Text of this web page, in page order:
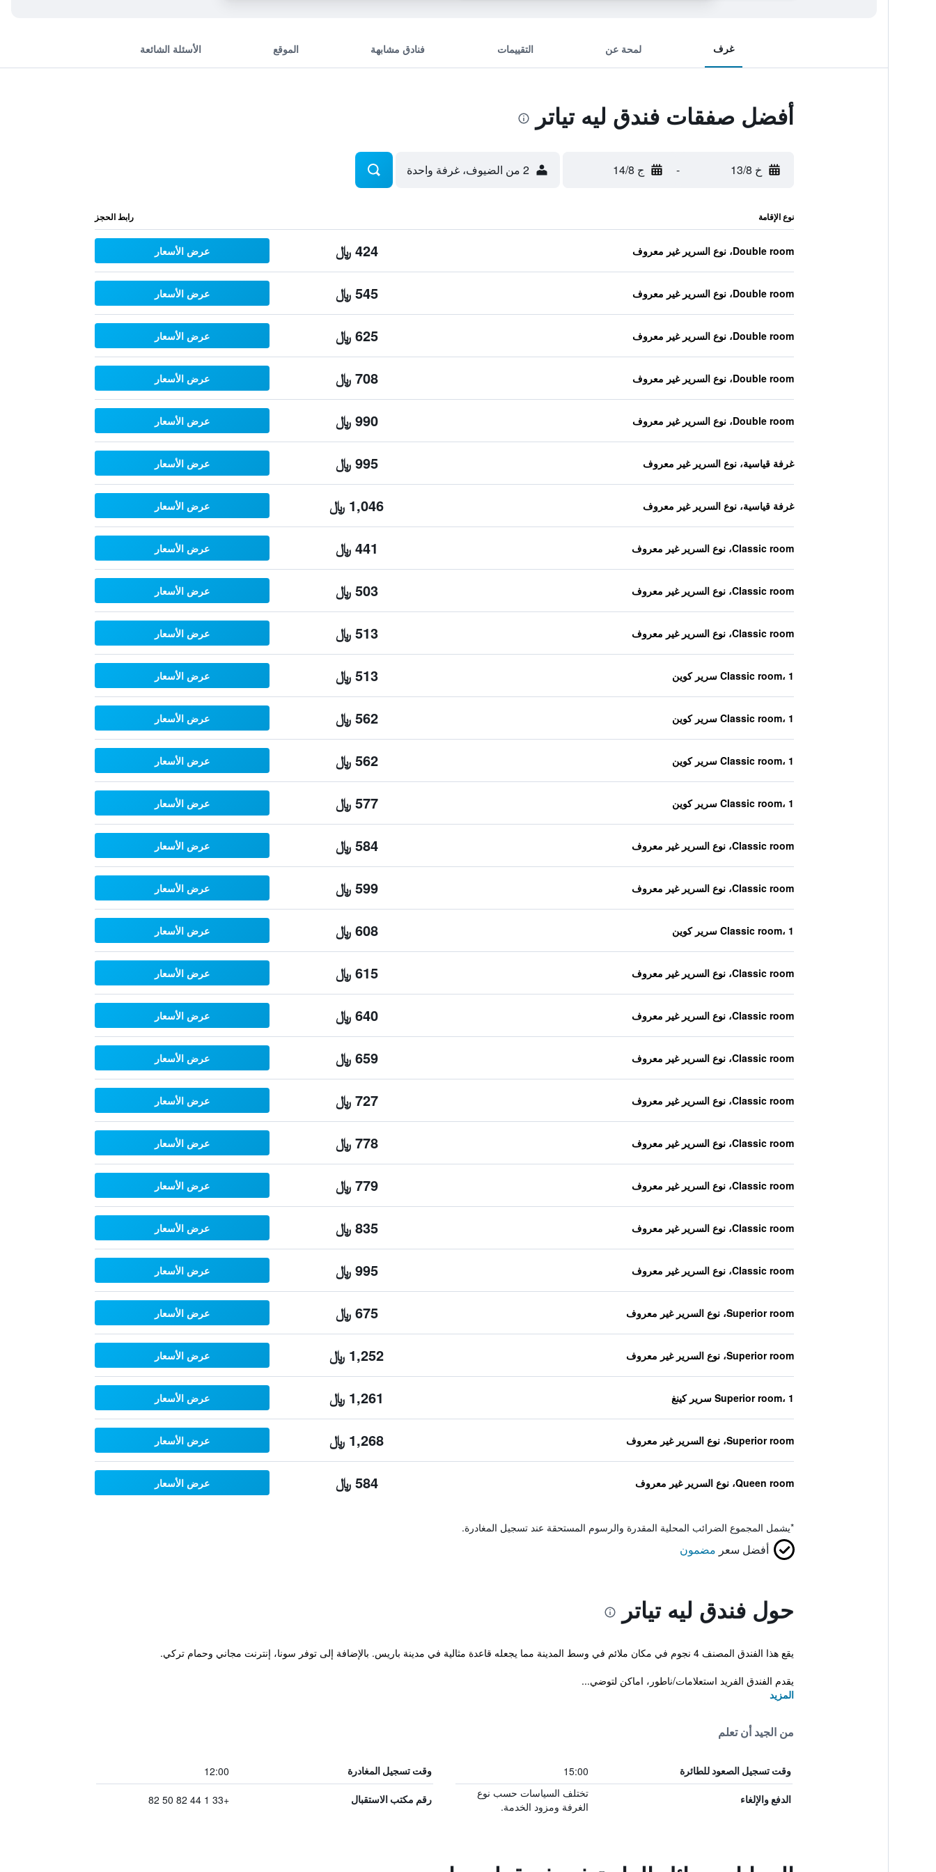
غرف لمحة عن التقييمات فنادق مشابهة الموقع الأسئلة الشائعة
أفضل صفقات فندق ليه تياتر
خ 13/8 - ج 14/8 2 من الضيوف، غرفة واحدة
نوع الإقامة رابط الحجز
Double room، نوع السرير غير معروف 424 ﷼ عرض الأسعار
Double room، نوع السرير غير معروف 545 ﷼ عرض الأسعار
Double room، نوع السرير غير معروف 625 ﷼ عرض الأسعار
Double room، نوع السرير غير معروف 708 ﷼ عرض الأسعار
Double room، نوع السرير غير معروف 990 ﷼ عرض الأسعار
غرفة قياسية، نوع السرير غير معروف 995 ﷼ عرض الأسعار
غرفة قياسية، نوع السرير غير معروف 1,046 ﷼ عرض الأسعار
Classic room، نوع السرير غير معروف 441 ﷼ عرض الأسعار
Classic room، نوع السرير غير معروف 503 ﷼ عرض الأسعار
Classic room، نوع السرير غير معروف 513 ﷼ عرض الأسعار
Classic room، 1 سرير كوين 513 ﷼ عرض الأسعار
Classic room، 1 سرير كوين 562 ﷼ عرض الأسعار
Classic room، 1 سرير كوين 562 ﷼ عرض الأسعار
Classic room، 1 سرير كوين 577 ﷼ عرض الأسعار
Classic room، نوع السرير غير معروف 584 ﷼ عرض الأسعار
Classic room، نوع السرير غير معروف 599 ﷼ عرض الأسعار
Classic room، 1 سرير كوين 608 ﷼ عرض الأسعار
Classic room، نوع السرير غير معروف 615 ﷼ عرض الأسعار
Classic room، نوع السرير غير معروف 640 ﷼ عرض الأسعار
Classic room، نوع السرير غير معروف 659 ﷼ عرض الأسعار
Classic room، نوع السرير غير معروف 727 ﷼ عرض الأسعار
Classic room، نوع السرير غير معروف 778 ﷼ عرض الأسعار
Classic room، نوع السرير غير معروف 779 ﷼ عرض الأسعار
Classic room، نوع السرير غير معروف 835 ﷼ عرض الأسعار
Classic room، نوع السرير غير معروف 995 ﷼ عرض الأسعار
Superior room، نوع السرير غير معروف 675 ﷼ عرض الأسعار
Superior room، نوع السرير غير معروف 1,252 ﷼ عرض الأسعار
Superior room، 1 سرير كينغ 1,261 ﷼ عرض الأسعار
Superior room، نوع السرير غير معروف 1,268 ﷼ عرض الأسعار
Queen room، نوع السرير غير معروف 584 ﷼ عرض الأسعار
*يشمل المجموع الضرائب المحلية المقدرة والرسوم المستحقة عند تسجيل المغادرة.
أفضل سعر مضمون
حول فندق ليه تياتر
يقع هذا الفندق المصنف 4 نجوم في مكان ملائم في وسط المدينة مما يجعله قاعدة مثالية في مدينة باريس. بالإضافة إلى توفر سونا، إنترنت مجاني وحمام تركي.
يقدم الفندق الفريد استعلامات/ناطور، اماكن لتوضي...
المزيد
من الجيد أن تعلم
وقت تسجيل الصعود للطائرة 15:00 وقت تسجيل المغادرة 12:00
الدفع والإلغاء
تختلف السياسات حسب نوع
الغرفة ومزود الخدمة.
رقم مكتب الاستقبال +33 1 44 82 50 82